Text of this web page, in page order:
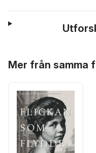
Mer från samma